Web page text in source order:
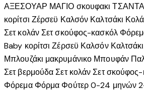
ΑΞΕΣΟΥΑΡ ΜΑΓΙΟ σκουφακι ΤΣΑΝΤΑ
κορίτσι Ζέρσεϋ Καλσόν Καλτσάκι
Σετ κολάνΣετ σκούφος-κασκόλ
Baby κορίτσι Ζέρσεϋ Καλσόν Καλτσάκι
Μπλουζάκι μακρυμάνικο Μπουφάν
Σετ βερμούδα Σετ κολάν Σετ
Φόρεμα Φόρμα Φούτερ0-24 μηνών